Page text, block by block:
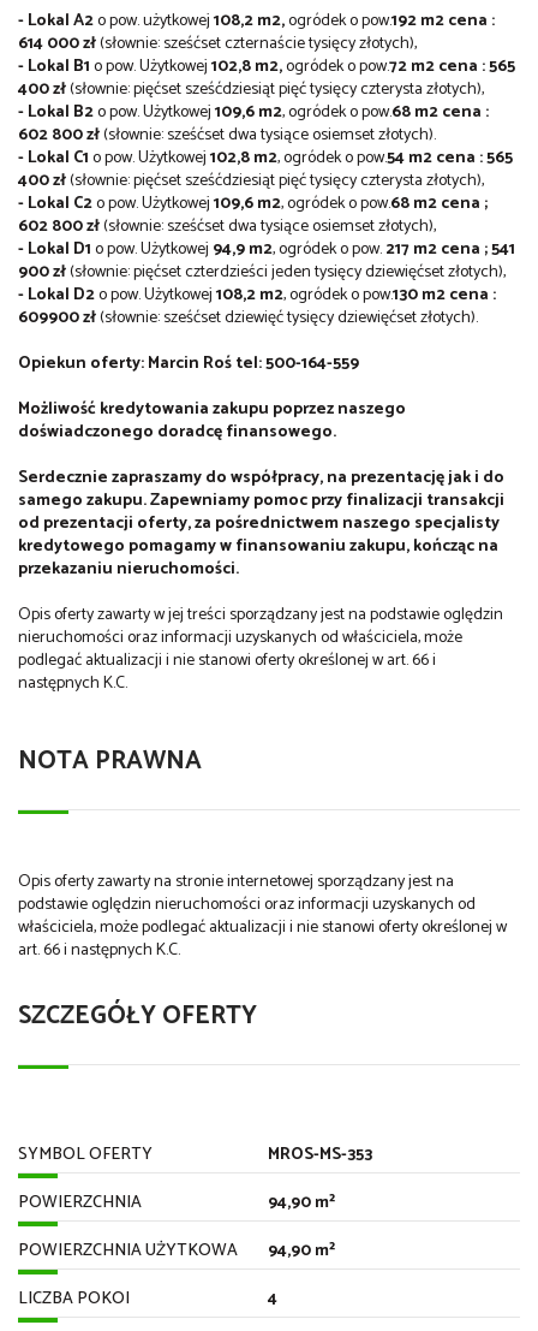
- Lokal A2o pow. użytkowej108,2 m2,ogródek o pow.192 m2 cena :
614 000 zł(słownie: sześćset czternaście tysięcy złotych),
- Lokal B1o pow. Użytkowej102,8 m2,ogródek o pow.72 m2 cena : 565
400 zł(słownie: pięćset sześćdziesiąt pięć tysięcy czterysta złotych),
- Lokal B2o pow. Użytkowej109,6 m2, ogródek o pow.68 m2 cena :
602 800 zł(słownie: sześćset dwa tysiące osiemset złotych).
- Lokal C1o pow. Użytkowej102,8 m2, ogródek o pow.54 m2 cena : 565
400 zł(słownie: pięćset sześćdziesiąt pięć tysięcy czterysta złotych),
- Lokal C2o pow. Użytkowej109,6 m2, ogródek o pow.68 m2 cena ;
602 800 zł(słownie: sześćset dwa tysiące osiemset złotych),
- Lokal D1o pow. Użytkowej 94,9 m2, ogródek o pow.217 m2 cena ; 541
900 zł(słownie: pięćset czterdzieści jeden tysięcy dziewięćset złotych),
- Lokal D2o pow. Użytkowej108,2 m2, ogródek o pow.130 m2 cena :
609900 zł(słownie: sześćset dziewięć tysięcy dziewięćset złotych).
Opiekun oferty: Marcin Roś tel: 500-164-559
Możliwość kredytowania zakupu poprzez naszego
doświadczonego doradcę finansowego.
Serdecznie zapraszamy do współpracy, na prezentację jak i do
samego zakupu. Zapewniamy pomoc przy finalizacji transakcji
od prezentacji oferty, za pośrednictwem naszego specjalisty
kredytowego pomagamy w finansowaniu zakupu, kończąc na
przekazaniu nieruchomości.
Opis oferty zawarty w jej treści sporządzany jest na podstawie oględzin
nieruchomości oraz informacji uzyskanych od właściciela, może
podlegać aktualizacji i nie stanowi oferty określonej w art. 66 i
następnych K.C.
NOTA PRAWNA
Opis oferty zawarty na stronie internetowej sporządzany jest na
podstawie oględzin nieruchomości oraz informacji uzyskanych od
właściciela, może podlegać aktualizacji i nie stanowi oferty określonej w
art. 66 i następnych K.C.
SZCZEGÓŁY OFERTY
SYMBOL OFERTY
MROS-MS-353
POWIERZCHNIA
94,90 m²
POWIERZCHNIA UŻYTKOWA
94,90 m²
LICZBA POKOI
4